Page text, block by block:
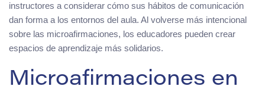
instructores a considerar cómo sus hábitos de comunicación
dan forma a los entornos del aula. Al volverse más intencional
sobre las microafirmaciones, los educadores pueden crear
espacios de aprendizaje más solidarios.
Microafirmaciones en